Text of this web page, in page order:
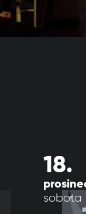
18.
sobota